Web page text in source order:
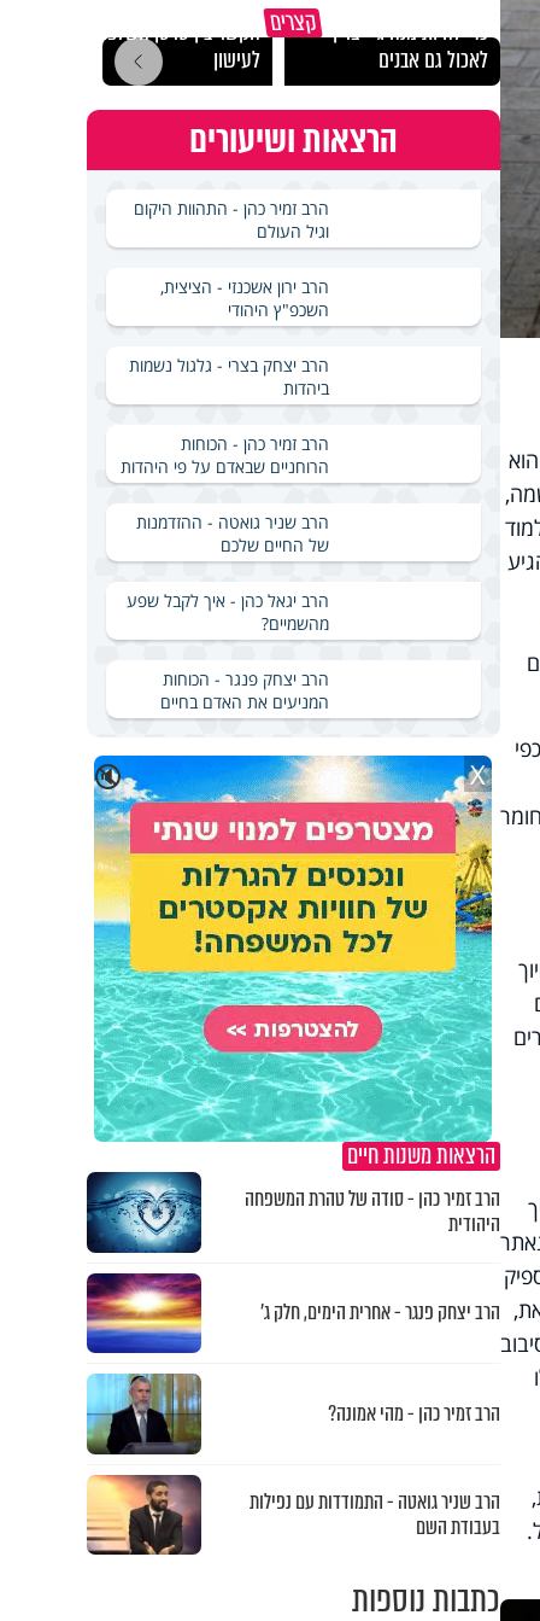
קצרים כדי להיות מנהיג - צריך
לאכול גם אבנים
הקשר בין סרטן השלפוחית
לעישון
הרצאות ושיעורים
הרב זמיר כהן - התהוות היקום
וגיל העולם
הרב ירון אשכנזי - הציצית,
השכפ"ץ היהודי
הרב יצחק בצרי - גלגול נשמות
ביהדות
הרב זמיר כהן - הכוחות
הרוחניים שבאדם על פי היהדות
הרב שניר גואטה - ההזדמנות
של החיים שלכם
הרב יגאל כהן - איך לקבל שפע
מהשמיים?
הרב יצחק פנגר - הכוחות
המניעים את האדם בחיים
🔇 X
הרצאות משנות חיים
הרב זמיר כהן - סודה של טהרת המשפחה
היהודית
הרב יצחק פנגר - אחרית הימים, חלק ג’
הרב זמיר כהן - מהי אמונה?
הרב שניר גואטה - התמודדות עם נפילות
בעבודת השם
כתבות נוספות